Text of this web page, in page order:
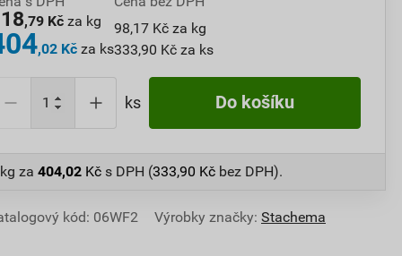
,79 Kč za kg
,02 Kč za ks
98,17 Kč za kg
333,90 Kč za ks
ks Do košíku
za 404,02 Kč s DPH (333,90 Kč bez DPH).
kód: 06WF2 Výrobky značky: Stachema